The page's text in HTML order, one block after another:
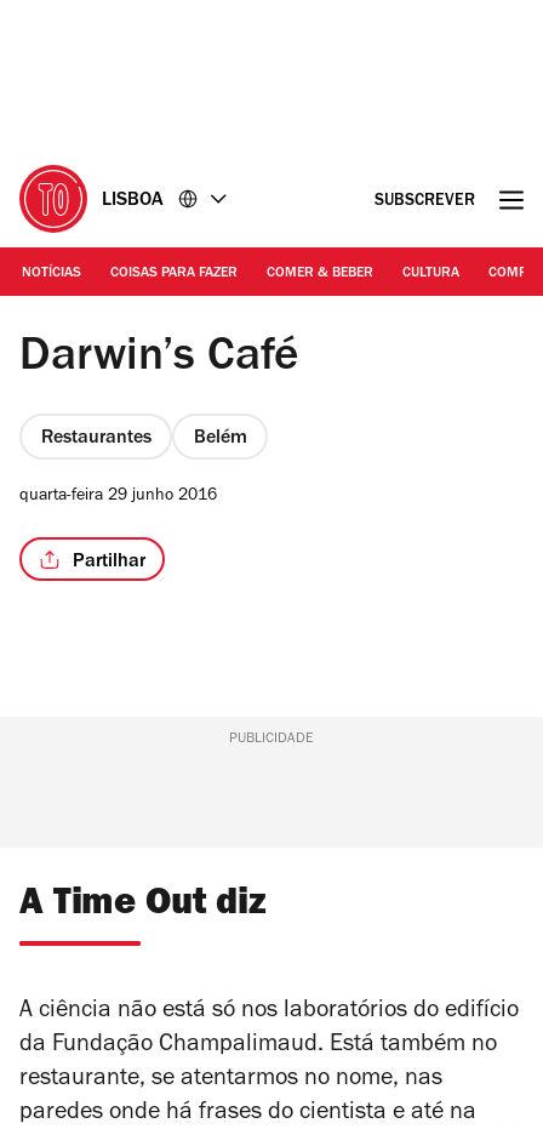
LISBOA SUBSCREVER
NOTÍCIAS COISAS PARA FAZER COMER & BEBER CULTURA
©DR
Darwin’s Café
Restaurantes Belém
quarta-feira 29 junho 2016
Partilhar
PUBLICIDADE
A Time Out diz
A ciência não está só nos laboratórios do edifício
da Fundação Champalimaud. Está também no
restaurante, se atentarmos no nome, nas
paredes onde há frases do cientista e até na